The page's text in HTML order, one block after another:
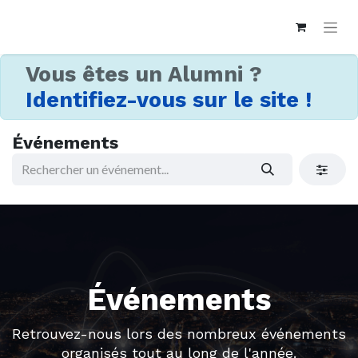
Vous êtes un Alumni ?
Identifiez-vous sur le site !
Événements
Événements
Retrouvez-nous lors des nombreux événements
organisés tout au long de l'année.